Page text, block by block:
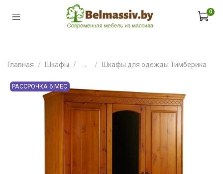
0
Главная Шкафы Шкафы для одежды Тимберика
РАССРОЧКА 6 МЕС